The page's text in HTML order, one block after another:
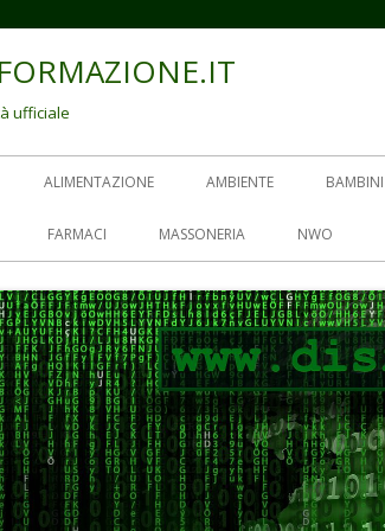
ufficiale
ALIMENTAZIONE AMBIENTE BAMBINI
FARMACI MASSONERIA NWO